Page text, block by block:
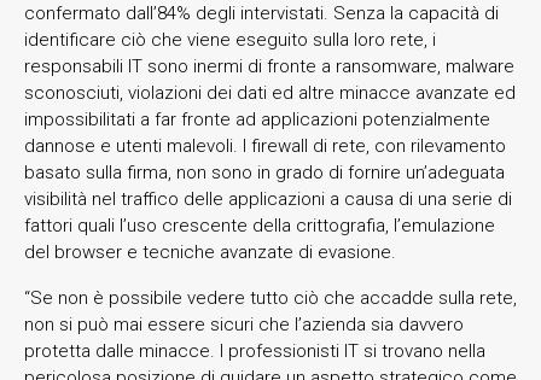
confermato dall’84% degli intervistati. Senza la capacità di
identificare ciò che viene eseguito sulla loro rete, i
responsabili IT sono inermi di fronte a ransomware, malware
sconosciuti, violazioni dei dati ed altre minacce avanzate ed
impossibilitati a far fronte ad applicazioni potenzialmente
dannose e utenti malevoli. I firewall di rete, con rilevamento
basato sulla firma, non sono in grado di fornire un’adeguata
visibilità nel traffico delle applicazioni a causa di una serie di
fattori quali l’uso crescente della crittografia, l’emulazione
del browser e tecniche avanzate di evasione.
“Se non è possibile vedere tutto ciò che accadde sulla rete,
non si può mai essere sicuri che l’azienda sia davvero
protetta dalle minacce. I professionisti IT si trovano nella